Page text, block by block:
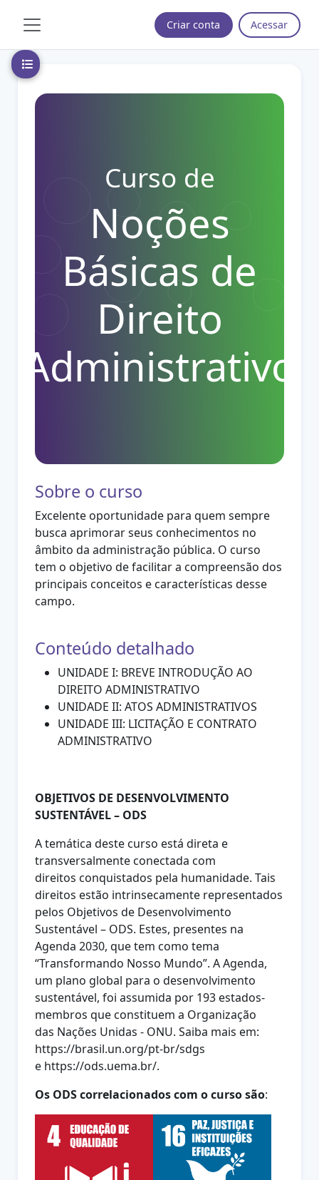
Criar conta Acessar
Abrir índice do curso
Curso de
Noções
Básicas de
Direito
Administrativo
Sobre o curso
Excelente oportunidade para quem sempre
busca aprimorar seus conhecimentos no
âmbito da administração pública. O curso
tem o objetivo de facilitar a compreensão dos
principais conceitos e características desse
campo.
Conteúdo detalhado
UNIDADE I: BREVE INTRODUÇÃO AO
DIREITO ADMINISTRATIVO
UNIDADE II: ATOS ADMINISTRATIVOS
UNIDADE III: LICITAÇÃO E CONTRATO
ADMINISTRATIVO
OBJETIVOS DE DESENVOLVIMENTO
SUSTENTÁVEL – ODS
A temática deste curso está direta e
transversalmente conectada com
direitos conquistados pela humanidade. Tais
direitos estão intrinsecamente representados
pelos Objetivos de Desenvolvimento
Sustentável – ODS. Estes, presentes na
Agenda 2030, que tem como tema
“Transformando Nosso Mundo”. A Agenda,
um plano global para o desenvolvimento
sustentável, foiassumida por 193 estados-
membros que constituem a Organização
das Nações Unidas - ONU. Saiba mais em:
https://brasil.un.org/pt-br/sdgs
e https://ods.uema.br/.
Os ODS correlacionados com o curso são: